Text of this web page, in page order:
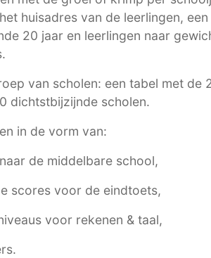
huisadres van de leerlingen,
20 jaar en leerlingen naar
van scholen: een tabel met de
dichtstbijzijnde scholen.
in de vorm van:
de middelbare school,
scores voor de eindtoets,
voor rekenen & taal,